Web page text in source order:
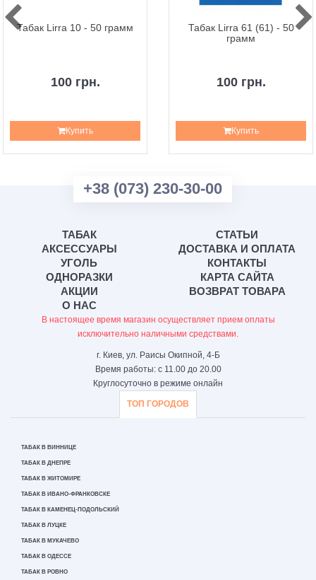
Табак Lirra 10 - 50 грамм
100 грн.
Купить
Табак Lirra 61 (61) - 50
грамм
100 грн.
Купить
+38 (073) 230-30-00
ТАБАК
АКСЕССУАРЫ
УГОЛЬ
ОДНОРАЗКИ
АКЦИИ
О НАС
СТАТЬИ
ДОСТАВКА И ОПЛАТА
КОНТАКТЫ
КАРТА САЙТА
ВОЗВРАТ ТОВАРА
В настоящее время магазин осуществляет прием оплаты
исключительно наличными средствами.
г. Киев, ул. Раисы Окипной, 4-Б
Время работы: с 11.00 до 20.00
Круглосуточно в режиме онлайн
ТОП ГОРОДОВ
ТАБАК В ВИННИЦЕ
ТАБАК В ДНЕПРЕ
ТАБАК В ЖИТОМИРЕ
ТАБАК В ИВАНО-ФРАНКОВСКЕ
ТАБАК В КАМЕНЕЦ-ПОДОЛЬСКИЙ
ТАБАК В ЛУЦКЕ
ТАБАК В МУКАЧЕВО
ТАБАК В ОДЕССЕ
ТАБАК В РОВНО